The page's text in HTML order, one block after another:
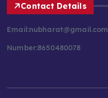
Contact Details
Email:nubharat@gmail.com
Number:8650480078